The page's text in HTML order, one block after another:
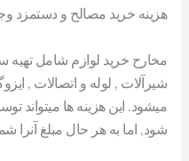
هزینه خرید مصالح و دستمزد
مخارح خرید لوازم شامل
شیرآلات , لوله و اتصالات ,
میشود. این هزینه ها میتواند
شود, اما به هر حال مبلغ آنرا